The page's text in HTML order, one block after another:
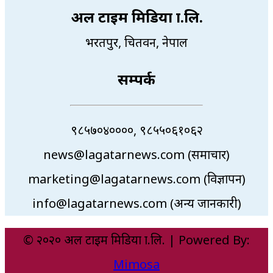
अल टाइम मिडिया प्रा.लि.
भरतपुर, चितवन, नेपाल
सम्पर्क
९८५७०४००००, ९८५५०६१०६२
news@lagatarnews.com (समाचार)
marketing@lagatarnews.com (विज्ञापन)
info@lagatarnews.com (अन्य जानकारी)
© २०२० अल टाइम मिडिया प्रा.लि. | Powered By:
Mimosa